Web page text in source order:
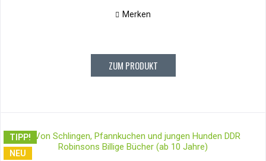
Merken
ZUM PRODUKT
TIPP!
NEU